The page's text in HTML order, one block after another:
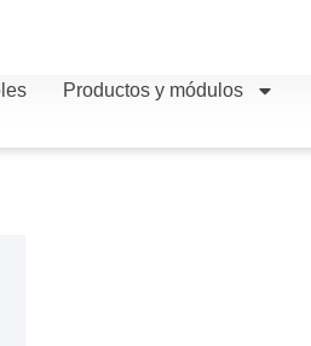
Productos y módulos